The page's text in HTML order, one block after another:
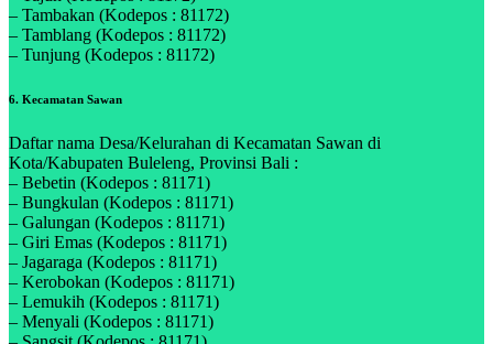
– Tambakan (Kodepos : 81172)
– Tamblang (Kodepos : 81172)
– Tunjung (Kodepos : 81172)
6. Kecamatan Sawan
Daftar nama Desa/Kelurahan di Kecamatan Sawan di
Kota/Kabupaten Buleleng, Provinsi Bali :
– Bebetin (Kodepos : 81171)
– Bungkulan (Kodepos : 81171)
– Galungan (Kodepos : 81171)
– Giri Emas (Kodepos : 81171)
– Jagaraga (Kodepos : 81171)
– Kerobokan (Kodepos : 81171)
– Lemukih (Kodepos : 81171)
– Menyali (Kodepos : 81171)